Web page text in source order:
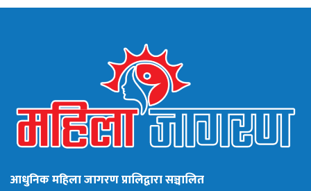
आधुनिक महिला जागरण प्रालिद्वारा सञ्चालित